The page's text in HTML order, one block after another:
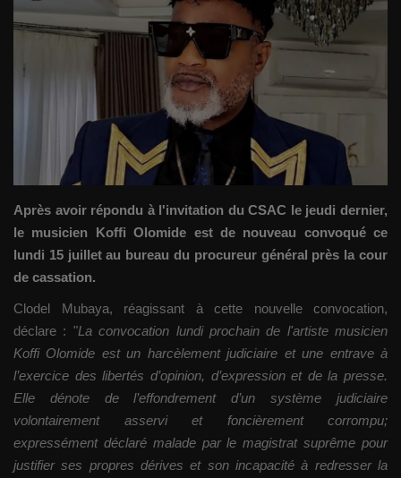
Gallery
Sport
Infos d'ailleurs
Qui sommes nous
Language
Français
Après avoir répondu à l'invitation du CSAC le jeudi dernier,
le musicien Koffi Olomide est de nouveau convoqué ce
lundi 15 juillet au bureau du procureur général près la cour
de cassation.
Clodel Mubaya, réagissant à cette nouvelle convocation,
déclare : "La convocation lundi prochain de l'artiste musicien
Koffi Olomide est un harcèlement judiciaire et une entrave à
l’exercice des libertés d’opinion, d’expression et de la presse.
Elle dénote de l’effondrement d’un système judiciaire
volontairement asservi et foncièrement corrompu;
expressément déclaré malade par le magistrat suprême pour
justifier ses propres dérives et son incapacité à redresser la